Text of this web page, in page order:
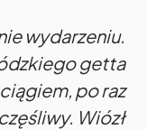
wydarzeniu.
getta
po raz
Wiózł